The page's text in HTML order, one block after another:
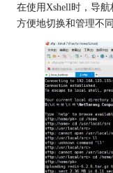
在使用Xshell时，导
方便地切换和管理不